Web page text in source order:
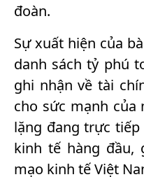
đoàn.
Sự xuất hiện của
danh sách tỷ phú
ghi nhận về tài
cho sức mạnh
lặng đang trực
kinh tế hàng đầu,
mạo kinh tế Việt